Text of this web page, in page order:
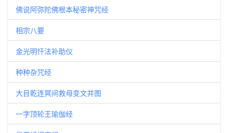
佛说阿弥陀佛根本秘密神咒经
相宗八要
金光明忏法补助仪
种种杂咒经
大目乾连冥间救母变文并图
一字顶轮王瑜伽经